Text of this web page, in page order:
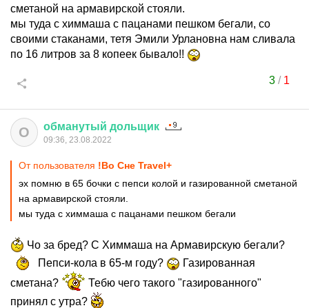
сметаной на армавирской стояли.
мы туда с химмаша с пацанами пешком бегали, со
своими стаканами, тетя Эмили Урлановна нам сливала
по 16 литров за 8 копеек бывало!!
3/ 1
О обманутый дольщик
09:36, 23.08.2022
От пользователя !Во Сне Travel+
эх помню в 65 бочки с пепси колой и газированной сметаной
на армавирской стояли.
мы туда с химмаша с пацанами пешком бегали
Чо за бред? С Химмаша на Армавирскую бегали?
Пепси-кола в 65-м году?
Газированная
сметана?
Тебю чего такого "газированного"
принял с утра?